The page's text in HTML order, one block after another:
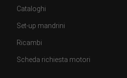
Cataloghi
Set-up mandrini
Ricambi
Scheda richiesta motori